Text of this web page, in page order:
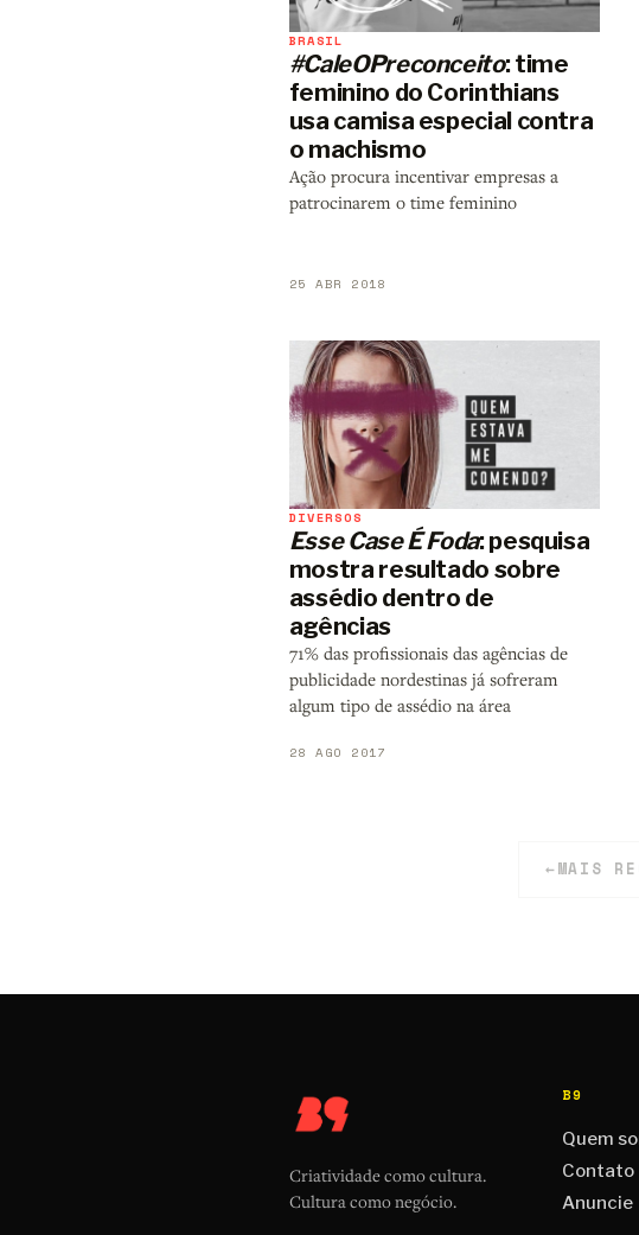
BRASIL
#CaleOPreconceito: time
feminino do Corinthians
usa camisa especial contra
o machismo
Ação procura incentivar empresas a
patrocinarem o time feminino
25 ABR 2018
DIVERSOS
Esse Case É Foda: pesquisa
mostra resultado sobre
assédio dentro de
agências
71% das profissionais das agências de
publicidade nordestinas já sofreram
algum tipo de assédio na área
28 AGO 2017
←MAIS
Criatividade como cultura.
Cultura como negócio.
B9
Quem
Contato
Anuncie